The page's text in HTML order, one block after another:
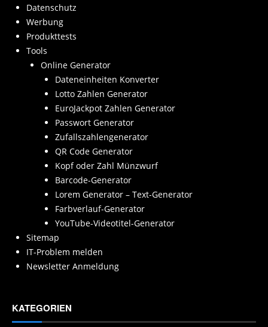
Datenschutz
Werbung
Produkttests
Tools
Online Generator
Dateneinheiten Konverter
Lotto Zahlen Generator
EuroJackpot Zahlen Generator
Passwort Generator
Zufallszahlengenerator
QR Code Generator
Kopf oder Zahl Münzwurf
Barcode-Generator
Lorem Generator – Text-Generator
Farbverlauf-Generator
YouTube-Videotitel-Generator
Sitemap
IT-Problem melden
Newsletter Anmeldung
KATEGORIEN